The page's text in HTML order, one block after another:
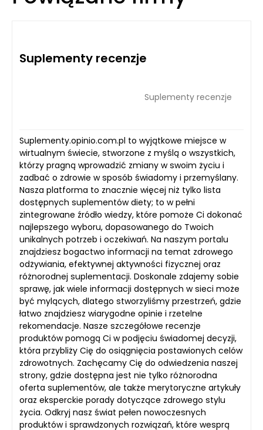
Suplementy recenzje
Suplementy recenzje
Suplementy.opinio.com.pl to wyjątkowe miejsce w
wirtualnym świecie, stworzone z myślą o wszystkich,
którzy pragną wprowadzić zmiany w swoim życiu i
zadbać o zdrowie w sposób świadomy i przemyślany.
Nasza platforma to znacznie więcej niż tylko lista
dostępnych suplementów diety; to w pełni
zintegrowane źródło wiedzy, które pomoże Ci dokonać
najlepszego wyboru, dopasowanego do Twoich
unikalnych potrzeb i oczekiwań. Na naszym portalu
znajdziesz bogactwo informacji na temat zdrowego
odżywiania, efektywnej aktywności fizycznej oraz
różnorodnej suplementacji. Doskonale zdajemy sobie
sprawę, jak wiele informacji dostępnych w sieci może
być mylących, dlatego stworzyliśmy przestrzeń, gdzie
łatwo znajdziesz wiarygodne opinie i rzetelne
rekomendacje. Nasze szczegółowe recenzje
produktów pomogą Ci w podjęciu świadomej decyzji,
która przybliży Cię do osiągnięcia postawionych celów
zdrowotnych. Zachęcamy Cię do odwiedzenia naszej
strony, gdzie dostępna jest nie tylko różnorodna
oferta suplementów, ale także merytoryczne artykuły
oraz eksperckie porady dotyczące zdrowego stylu
życia. Odkryj nasz świat pełen nowoczesnych
produktów i sprawdzonych rozwiązań, które wesprą